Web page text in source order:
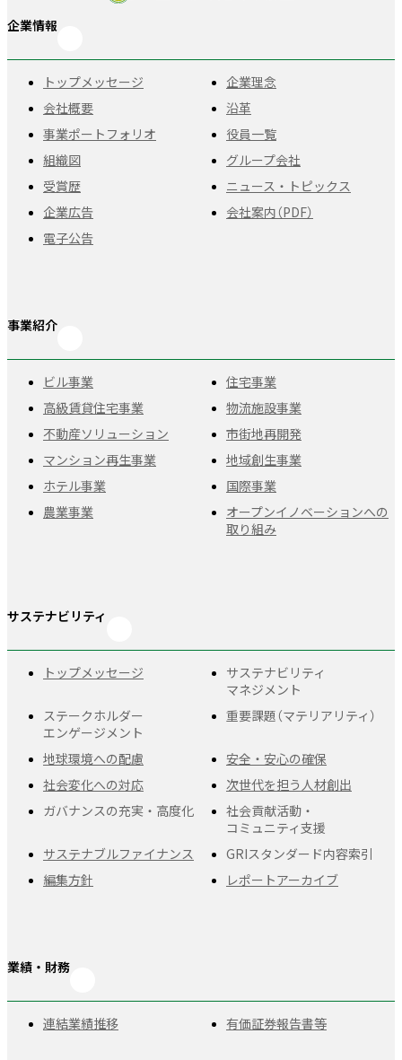
企業情報
トップメッセージ 企業理念
会社概要 沿革
事業ポートフォリオ 役員一覧
組織図 グループ会社
受賞歴 ニュース・トピックス
企業広告 会社案内（PDF）
電子公告
事業紹介
ビル事業 住宅事業
高級賃貸住宅事業 物流施設事業
不動産ソリューション 市街地再開発
マンション再生事業 地域創生事業
ホテル事業 国際事業
農業事業
オープンイノベーションへの
取り組み
サステナビリティ
トップメッセージ
サステナビリティ
マネジメント
ステークホルダー
エンゲージメント
重要課題 （マテリアリティ）
地球環境への配慮 安全・安心の確保
社会変化への対応 次世代を担う人材創出
ガバナンスの充実・ 高度化
社会貢献活動・
コミュニティ支援
サステナブルファイナンス GRIスタンダード 内容索引
編集方針 レポートアーカイブ
業績・財務
連結業績推移 有価証券報告書等